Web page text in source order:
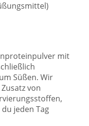
mit
Süßen. Wir
von
jeden Tag